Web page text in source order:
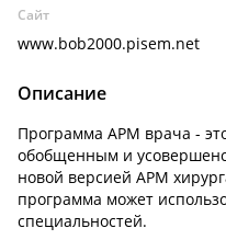
Сайт
www.bob2000.pisem.net
Описание
Программа АРМ врача -
обобщенным и
новой версией АРМ
программа может
специальностей.